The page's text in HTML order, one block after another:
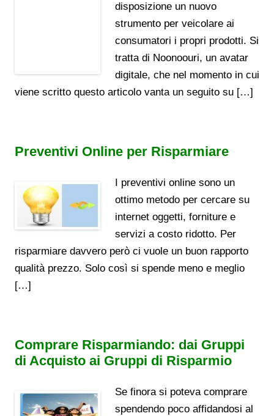
disposizione un nuovo
strumento per veicolare ai
consumatori i propri prodotti. Si
tratta di Noonoouri, un avatar
digitale, che nel momento in cui
viene scritto questo articolo vanta un seguito su […]
Preventivi Online per Risparmiare
I preventivi online sono un
ottimo metodo per cercare su
internet oggetti, forniture e
servizi a costo ridotto. Per
risparmiare davvero però ci vuole un buon rapporto
qualità prezzo. Solo così si spende meno e meglio
[…]
Comprare Risparmiando: dai Gruppi
di Acquisto ai Gruppi di Risparmio
Se finora si poteva comprare
spendendo poco affidandosi al